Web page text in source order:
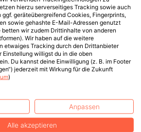
hierzu serverseitiges Tracking sowie auch
geräteübergreifend Cookies, Fingerprints,
sowie gehashte E-Mail-Adressen genutzt
wir zudem Drittinhalte von anderen
Wir haben auf die weitere
etwaiges Tracking durch den Drittanbieter
Einstellung willigst du in die oben
Du kannst deine Einwilligung (z. B. im Footer
jederzeit mit Wirkung für die Zukunft
)
Anpassen
Alle akzeptieren